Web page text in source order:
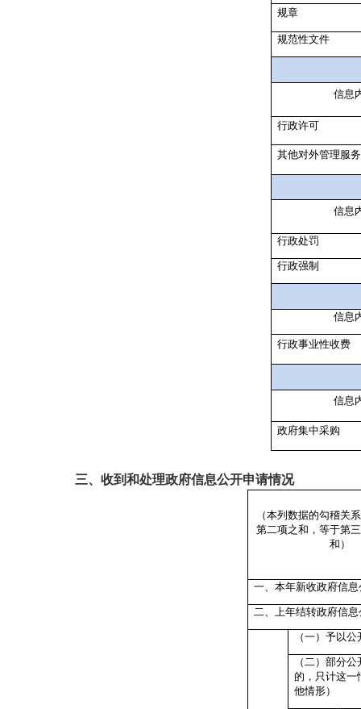
规章
规范性文件
信息
行政许可
其他对外管理服
信息
行政处罚
行政强制
信息
行政事业性收费
信息
政府集中采购
三、收到和处理政府信息公开申请情况
（本列数据的勾稽关
第二项之和，等于第
和）
一、本年新收政府信
二、上年结转政府信
（一）予以公
（二）部分
的，只计这一
他情形）